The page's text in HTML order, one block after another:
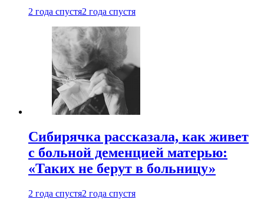
2 года спустя2 года спустя
Сибирячка рассказала, как живет
с больной деменцией матерью:
«Таких не берут в больницу»
2 года спустя2 года спустя